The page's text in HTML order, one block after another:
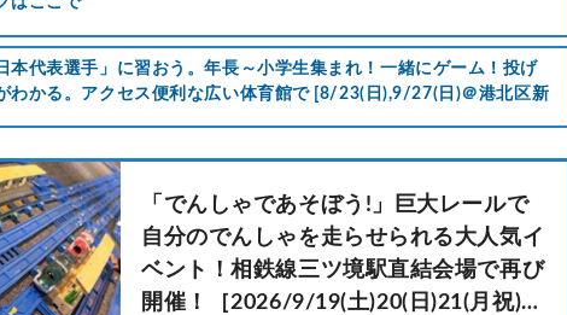
本代表選手」に習おう。年長～小学生集まれ！一緒にゲーム！投げ
わかる。アクセス便利な広い体育館で [8/23(日),9/27(日)＠港北区新
「でんしゃであそぼう!」巨大レールで
自分のでんしゃを走らせられる大人気イ
ベント！相鉄線三ツ境駅直結会場で再び
開催！［2026/9/19(土)20(日)21(月祝)：